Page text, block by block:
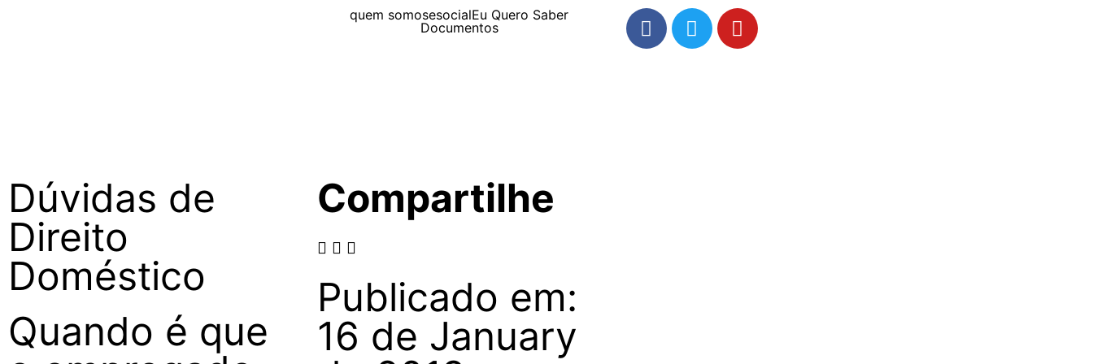
quem somosesocialEu Quero Saber
Documentos
Dúvidas de
Direito
Doméstico
Quando é que
Compartilhe
Publicado em:
16 de January